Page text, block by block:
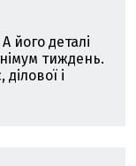
його деталі
тиждень.
і